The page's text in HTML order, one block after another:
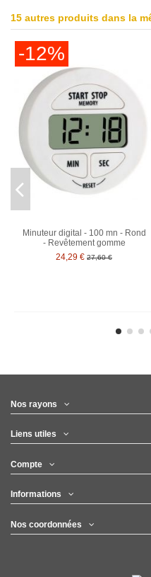
15 autres produits dans la
-12%
Minuteur digital - 100 mn - Rond
- Revêtement gomme
24,29 € 27,60 €
Nos rayons
Liens utiles
Compte
Informations
Nos coordonnées